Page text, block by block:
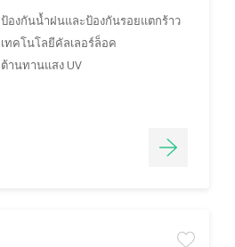
ป้องกันน้ำฝนและป้องกันรอยแตกร้าว
เทคโนโลยีคัลเลอร์ล็อค
ต้านทานแสง UV